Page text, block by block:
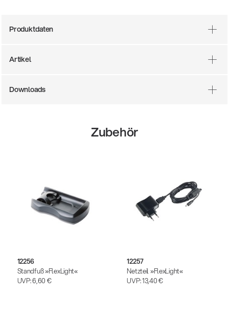
Akustikgitarren-Spielständer
Produktdaten
Artikel
Downloads
Zubehör
12256
Standfuß »FlexLight«
UVP:6,60 €
12257
Netzteil »FlexLight«
UVP:13,40 €